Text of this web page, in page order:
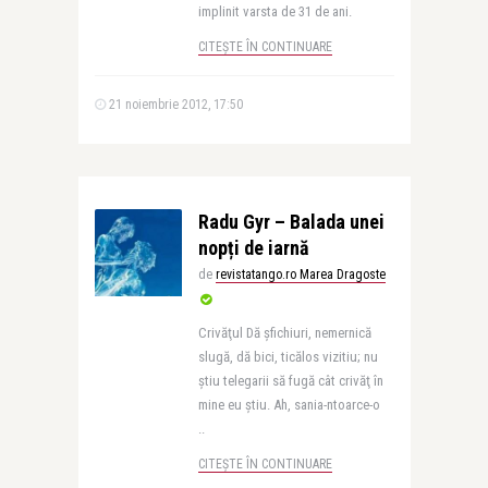
implinit varsta de 31 de ani.
CITEȘTE ÎN CONTINUARE
21 noiembrie 2012, 17:50
Radu Gyr – Balada unei
nopți de iarnă
de revistatango.ro Marea Dragoste
Crivăţul Dă şfichiuri, nemernică
slugă, dă bici, ticălos vizitiu; nu
ştiu telegarii să fugă cât crivăţ în
mine eu ştiu. Ah, sania-ntoarce-o
..
CITEȘTE ÎN CONTINUARE